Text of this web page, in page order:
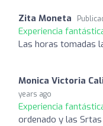
Zita Moneta
Experiencia
Las horas tomadas
Monica Victoria
years ago
Experiencia
ordenado y las